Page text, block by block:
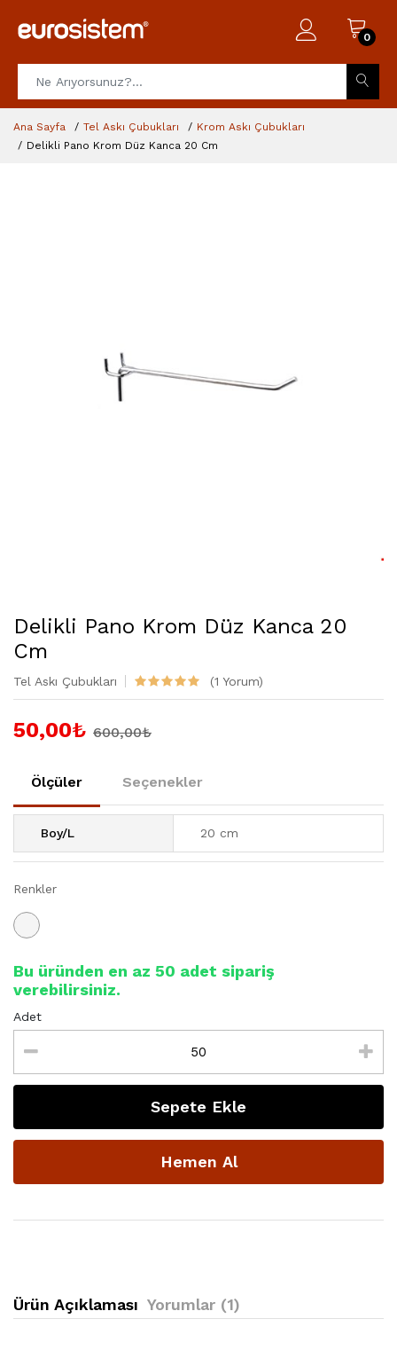
0
Ana Sayfa Tel Askı Çubukları
Krom Askı Çubukları
Delikli Pano Krom Düz Kanca 20 Cm
Delikli Pano Krom Düz Kanca 20
Cm
Tel Askı Çubukları (1 Yorum)
50,00₺ 600,00₺
Ölçüler Seçenekler
Boy/L 20 cm
Renkler
Bu üründen en az 50 adet sipariş
verebilirsiniz.
Adet
Sepete Ekle
Hemen Al
Ürün Açıklaması Yorumlar (1)